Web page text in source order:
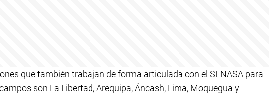
que también trabajan de forma articulada con el SENASA para
son La Libertad, Arequipa, Áncash, Lima, Moquegua y